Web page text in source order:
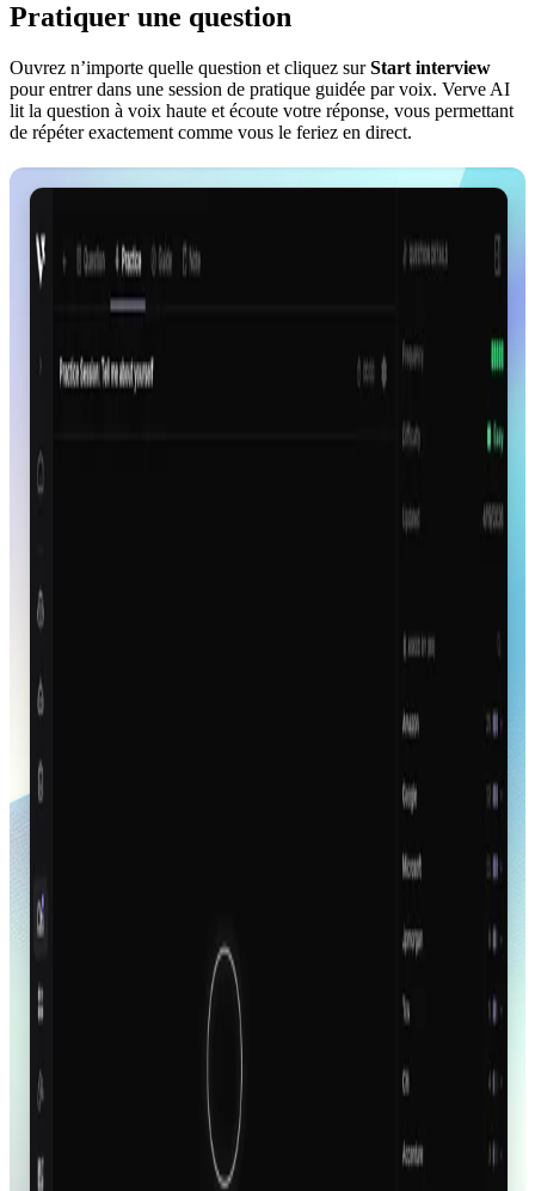
Pratiquer une question
Ouvrez n’importe quelle question et cliquez surStart interview
pour entrer dans une session de pratique guidée par voix. Verve AI
lit la question à voix haute et écoute votre réponse, vous permettant
de répéter exactement comme vous le feriez en direct.